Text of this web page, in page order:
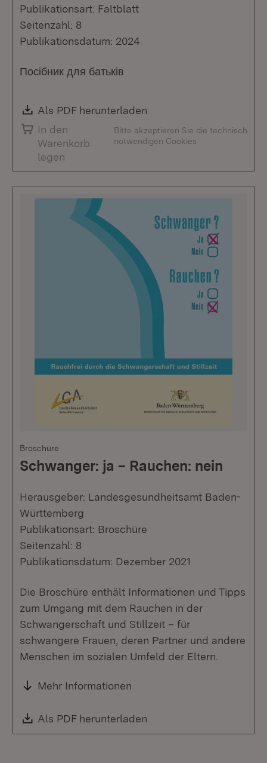
Publikationsart: Faltblatt
Seitenzahl: 8
Publikationsdatum: 2024
Посібник для батьків
Download:
Als PDF herunterladen
In den
Warenkorb
legen
Bitte akzeptieren Sie die technisch
notwendigen Cookies
Broschüre
Schwanger: ja – Rauchen: nein
Herausgeber: Landesgesundheitsamt Baden-
Württemberg
Publikationsart: Broschüre
Seitenzahl: 8
Publikationsdatum: Dezember 2021
Die Broschüre enthält Informationen und Tipps
zum Umgang mit dem Rauchen in der
Schwangerschaft und Stillzeit – für
schwangere Frauen, deren Partner und andere
Menschen im sozialen Umfeld der Eltern.
Mehr Informationen
Download:
Als PDF herunterladen